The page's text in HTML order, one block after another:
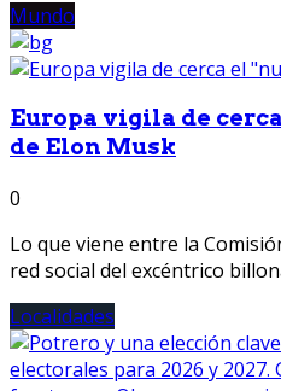
Mundo
Europa vigila de
de Elon Musk
0
Lo que viene entre la
red social del excéntrico
Localidades